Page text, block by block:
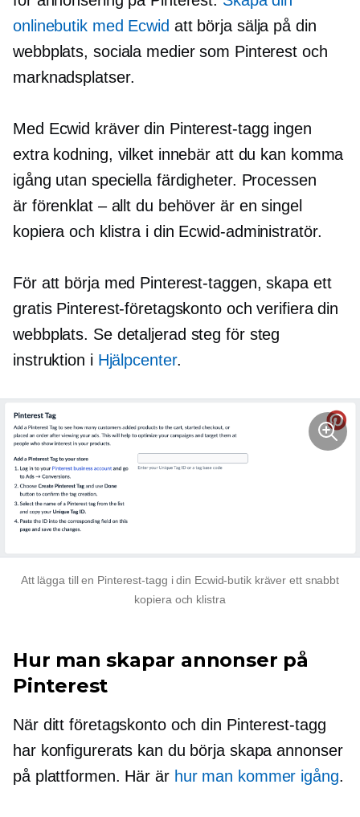
onlinebutik med Ecwid att börja sälja på din
webbplats, sociala medier som Pinterest och
marknadsplatser.
Med Ecwid kräver din Pinterest-tagg ingen
extra kodning, vilket innebär att du kan komma
igång utan speciella färdigheter. Processen
är förenklat – allt du behöver är en singel
kopiera och klistra i din Ecwid-administratör.
För att börja med Pinterest-taggen, skapa ett
gratis Pinterest-företagskonto och verifiera din
webbplats. Se detaljerad steg för steg
instruktion i Hjälpcenter.
Att lägga till en Pinterest-tagg i din Ecwid-butik kräver ett snabbt
kopiera och klistra
Hur man skapar annonser på
Pinterest
När ditt företagskonto och din Pinterest-tagg
har konfigurerats kan du börja skapa annonser
på plattformen. Här är hur man kommer igång.